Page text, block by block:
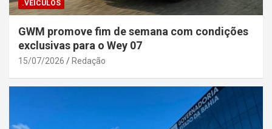
.VEÍCULOS
GWM promove fim de semana com condições
exclusivas para o Wey 07
15/07/2026 Redação